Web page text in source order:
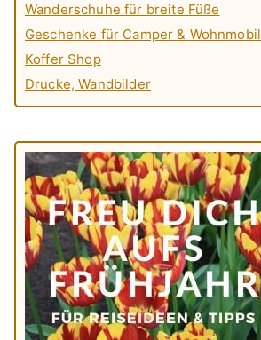
Wanderschuhe für breite Füße
Geschenke für Camper & Wohnmobil
Koffer Shop
Drucke, Wandbilder